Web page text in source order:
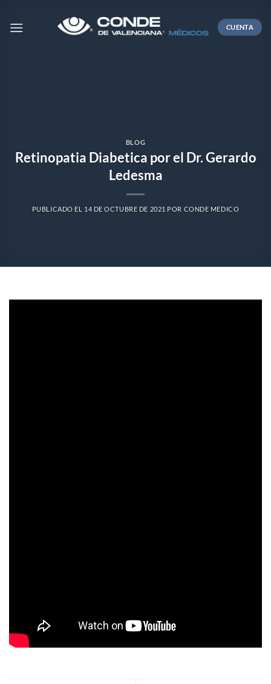
CUENTA
BLOG
Retinopatia Diabetica por el Dr. Gerardo
Ledesma
PUBLICADO EL 14 DE OCTUBRE DE 2021 POR CONDE MEDICO